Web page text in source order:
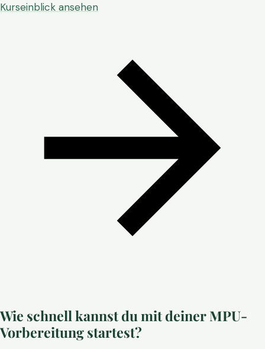
Kurseinblick ansehen
Wie schnell kannst du mit deiner MPU-
Vorbereitung startest?